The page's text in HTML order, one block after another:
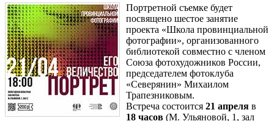
Портретной съемке будет
посвящено шестое занятие
проекта «Школа провинциальной
фотографии», организованного
библиотекой совместно с членом
Союза фотохудожников России,
председателем фотоклуба
«Северянин» Михаилом
Трапезниковым.
Встреча состоится 21 апреля в
18 часов (М. Ульяновой, 1, зал